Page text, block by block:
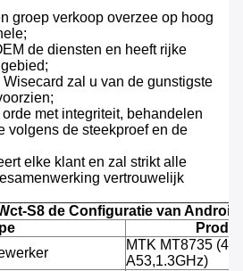
groep verkoop overzee op hoog
de diensten en heeft rijke
zal u van de gunstigste
met integriteit, behandelen
volgens de steekproef en de
elke klant en zal strikt alle
vertrouwelijk
S8 de Configuratie van Android
MTK MT8735 (4-
A53,1.3GHz)